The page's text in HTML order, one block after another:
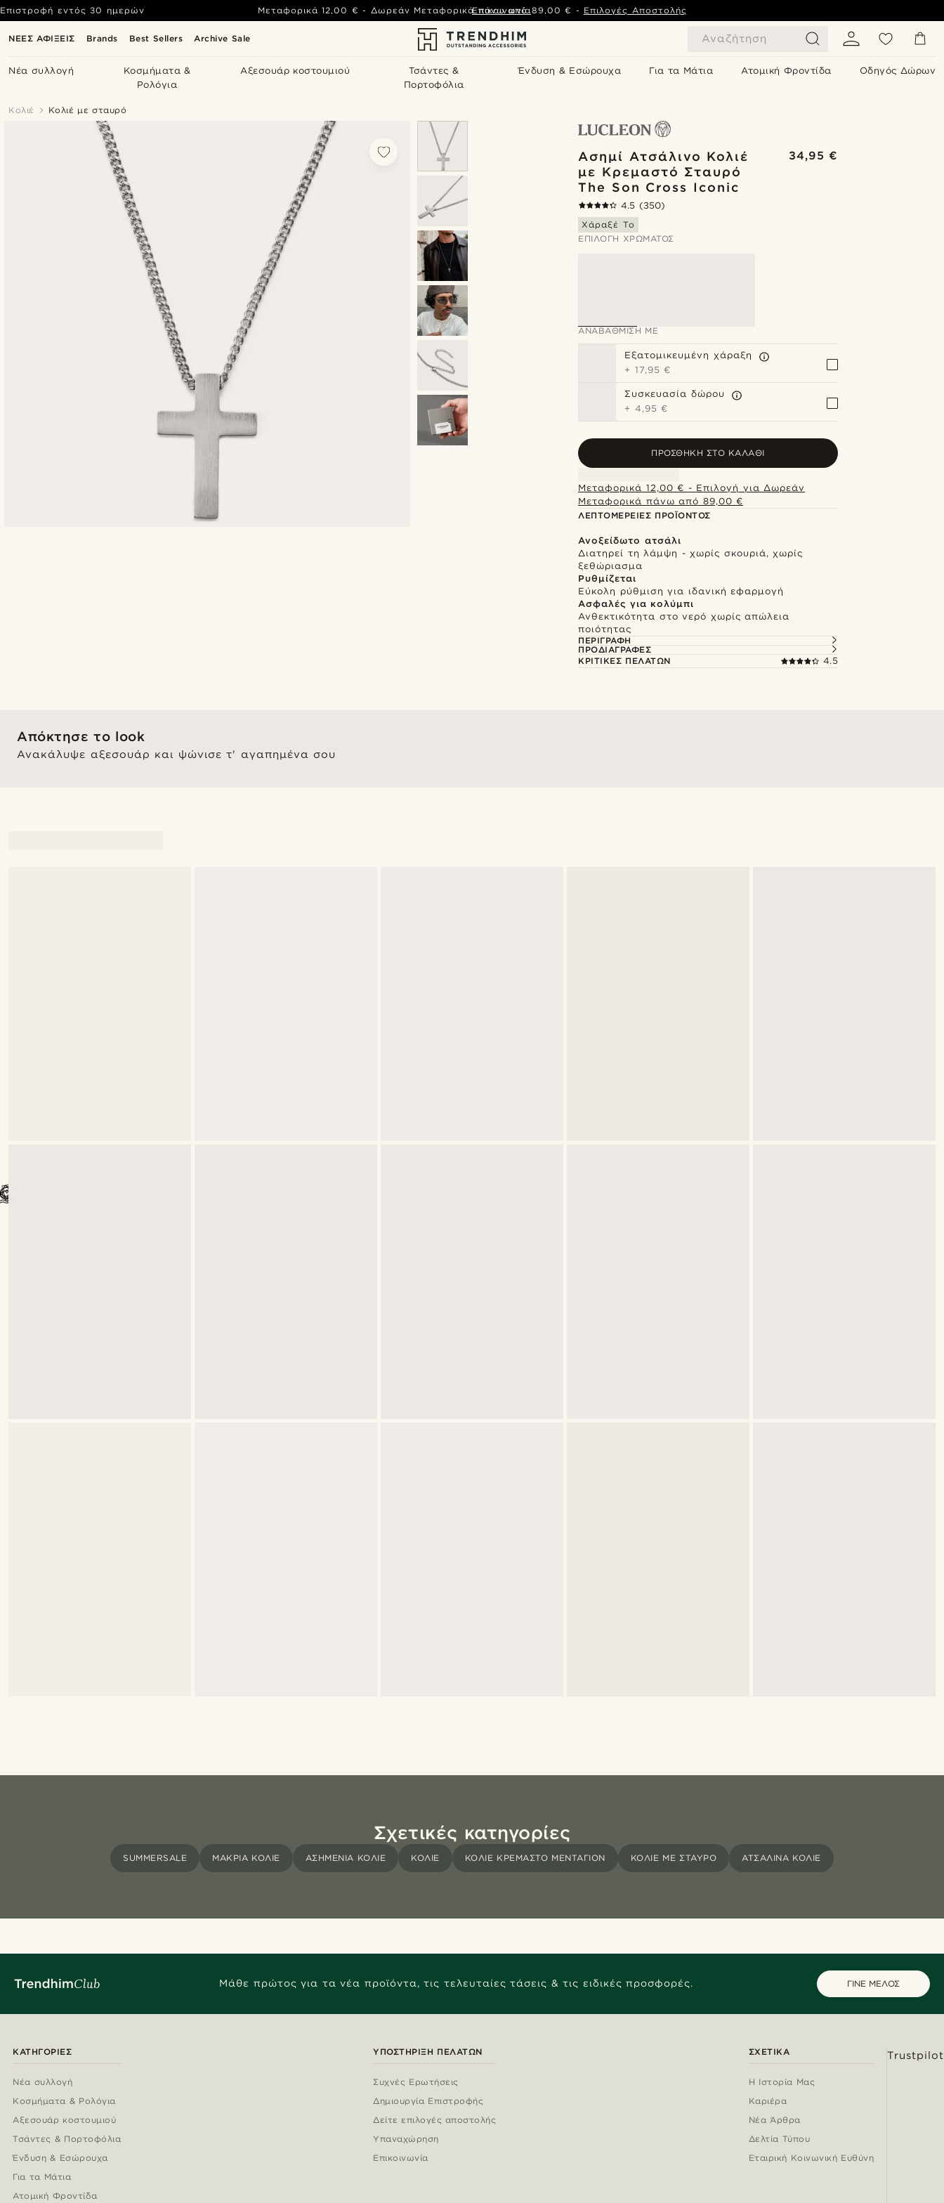
ΝΕΕΣ ΑΦΙΞΕΙΣ Brands Best Sellers Archive Sale Αναζήτηση
Νέα συλλογή
Κοσμήματα &
Ρολόγια
Αξεσουάρ κοστουμιού
Τσάντες &
Πορτοφόλια
Ένδυση & Εσώρουχα Για τα Μάτια Ατομική Φροντίδα Οδηγός Δώρων
Επιστροφή εντός 30 ημερών Μεταφορικά 12,00 € - Δωρεάν Μεταφορικά πάνω από89,00 € - Επιλογές Αποστολής
Επικοινωνία
Κολιέ Κολιέ με σταυρό
Ασημί Ατσάλινο Κολιέ
με Κρεμαστό Σταυρό
The Son Cross Iconic
34,95 €
4.5 (350)
Χάραξέ Το
ΕΠΙΛΟΓΉ ΧΡΏΜΑΤΟΣ
ΑΝΑΒΆΘΜΙΣΗ ΜΕ
Εξατομικευμένη χάραξη
+ 17,95 €
Συσκευασία δώρου
+ 4,95 €
ΠΡΟΣΘΉΚΗ ΣΤΟ ΚΑΛΆΘΙ
Μεταφορικά 12,00 € - Επιλογή για Δωρεάν
Μεταφορικά πάνω από 89,00 €
ΛΕΠΤΟΜΈΡΕΙΕΣ ΠΡΟΪΌΝΤΟΣ
Ανοξείδωτο ατσάλι
Διατηρεί τη λάμψη - χωρίς σκουριά, χωρίς
ξεθώριασμα
Ρυθμίζεται
Εύκολη ρύθμιση για ιδανική εφαρμογή
Ασφαλές για κολύμπι
Ανθεκτικότητα στο νερό χωρίς απώλεια
ποιότητας
ΠΕΡΙΓΡΑΦΉ
ΠΡΟΔΙΑΓΡΑΦΈΣ
ΚΡΙΤΙΚΈΣ ΠΕΛΑΤΏΝ
4.5
Απόκτησε το look
Ανακάλυψε αξεσουάρ και ψώνισε τ' αγαπημένα σου
Σχετικές κατηγορίες
SUMMERSALE ΜΑΚΡΙΆ ΚΟΛΙΈ ΑΣΗΜΈΝΙΑ ΚΟΛΙΈ ΚΟΛΙΈ ΚΟΛΙΈ ΚΡΕΜΑΣΤΌ ΜΕΝΤΑΓΙΌΝ ΚΟΛΙΈ ΜΕ ΣΤΑΥΡΌ ΑΤΣΆΛΙΝΑ ΚΟΛΙΈ
Μάθε πρώτος για τα νέα προϊόντα, τις τελευταίες τάσεις & τις ειδικές προσφορές. ΓΙΝΕ ΜΕΛΟΣ
ΚΑΤΗΓΟΡΊΕΣ
Νέα συλλογή
Κοσμήματα & Ρολόγια
Αξεσουάρ κοστουμιού
Τσάντες & Πορτοφόλια
Ένδυση & Εσώρουχα
Για τα Μάτια
Ατομική Φροντίδα
ΥΠΟΣΤΉΡΙΞΗ ΠΕΛΑΤΏΝ
Συχνές Ερωτήσεις
Δημιουργία Επιστροφής
Δείτε επιλογές αποστολής
Υπαναχώρηση
Επικοινωνία
ΣΧΕΤΙΚΆ
Η Ιστορία Μας
Καριέρα
Νέα Άρθρα
Δελτία Τύπου
Εταιρική Κοινωνική Ευθύνη
Trustpilot